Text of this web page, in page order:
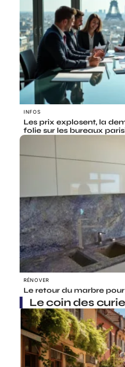
INFOS
Les prix explosent, la
folie sur les bureaux
RÉNOVER
Le retour du marbre
Le coin des